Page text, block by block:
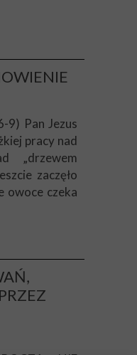
9) Pan Jezus
pracy nad
„drzewem
zaczęło
owoce czeka